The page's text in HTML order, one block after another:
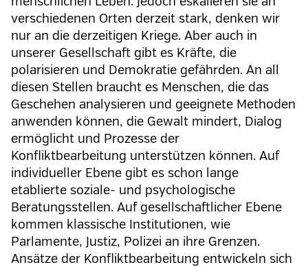
verschiedenen Orten derzeit stark, denken wir
nur an die derzeitigen Kriege. Aber auch in
unserer Gesellschaft gibt es Kräfte, die
polarisieren und Demokratie gefährden. An all
diesen Stellen braucht es Menschen, die das
Geschehen analysieren und geeignete Methoden
anwenden können, die Gewalt mindert, Dialog
ermöglicht und Prozesse der
Konfliktbearbeitung unterstützen können. Auf
individueller Ebene gibt es schon lange
etablierte soziale- und psychologische
Beratungsstellen. Auf gesellschaftlicher Ebene
kommen klassische Institutionen, wie
Parlamente, Justiz, Polizei an ihre Grenzen.
Ansätze der Konfliktbearbeitung entwickeln sich